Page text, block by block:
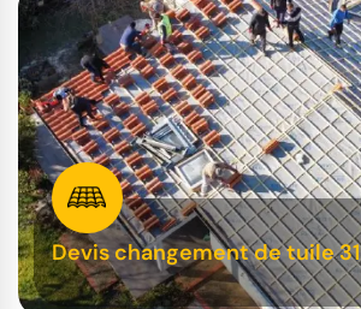
Devis changement de tuile 31